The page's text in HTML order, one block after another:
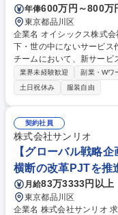
年俸600万円～800万
東京都品川区
企業名 オイシックス株式会社 求人名 【レシピマネージャー候補】
下・世の中にないサービス作り★ 仕事の内容 【ミッション
チームにおいて、新サービ
大のミッションです。各
し、「レシピ委員会」の委員長として組織
ら、経営レイヤーと共に各
す。 【具体的に】■新サー
計■メニューやレシピの開
程作成、試作メニューチェ
メンバー全体のマネジメント・育成 募集職種 【レ
補】社長直下・世の中に
業界未経験歓迎 副業・Wワ
土日祝休み
服装自由
契約社員
株式会社サンリオ
【グローバル戦略
横断の改革PJTを推
月給83万3333円以上
東京都品川区
企業名 株式会社サンリオ 求人名 【グローバル戦略企画】☆プロフェッシ